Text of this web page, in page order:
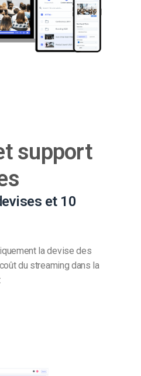
support
et 10
la devise des
du streaming dans la